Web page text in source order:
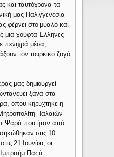
και ταυτόχρονα τα
μας Παλιγγενεσία
φέρνει στο μυαλό και
μια χούφτα Έλληνες
πενιχρά μέσα,
τον τούρκικο ζυγό
μας δημιουργεί
ξανά στα
όπου κηρύχτηκε η
Παλαιών
Ψαρά που ήταν από
στις 10
21 Ιουνίου, οι
Ιμπραήμ Πασά